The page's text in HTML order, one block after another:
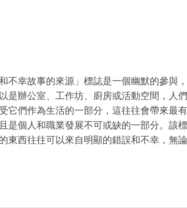
不幸故事的來源」標誌是一個幽默的參與
是辦公室、工作坊、廚房或活動空間，人
它們作為生活的一部分，這往往會帶來最
是個人和職業發展不可或缺的一部分。該
東西往往可以來自明顯的錯誤和不幸，無